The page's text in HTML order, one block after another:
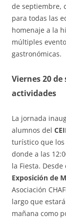
de septiembre,
para todas las
homenaje a la
múltiples
gastronómicas.
Viernes 20
actividades
La jornada
alumnos del
turístico que los
donde a las
la Fiesta.
Exposición de
Asociación
largo que
mañana como